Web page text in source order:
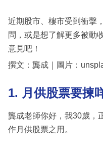
區
近期股市、樓市受到衝擊
問，或是想了解更多被動
意見吧！
撰文：龔成｜圖片：
1. 月供股票要揀
龔成老師你好，我30歲，
作月供股票之用。